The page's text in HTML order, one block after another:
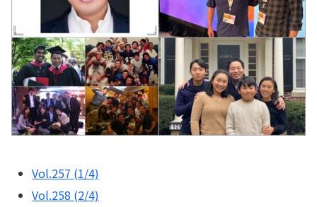
Vol.257 (1/4)
Vol.258 (2/4)